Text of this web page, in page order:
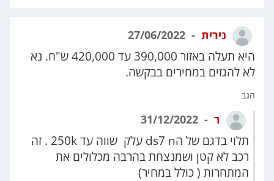
נירית
היא תעלה באזור 390,000 עד 420,000 ש"ח. נא
לא להגזים במחירים בבקשה.
הגב
ר
תלוי בדגם של הds7 n עלק שווה עד 250k . זה
רכב לא קטן ושמנצחת בהרבה מכלולים את
המתחרות ( כולל במחיר)